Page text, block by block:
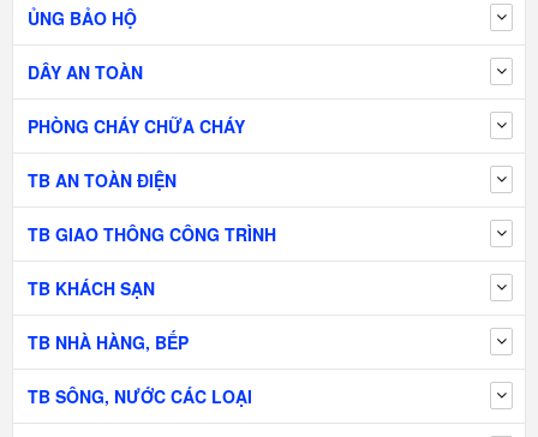
ỦNG BẢO HỘ
DÂY AN TOÀN
PHÒNG CHÁY CHỮA CHÁY
TB AN TOÀN ĐIỆN
TB GIAO THÔNG CÔNG TRÌNH
TB KHÁCH SẠN
TB NHÀ HÀNG, BẾP
TB SÔNG, NƯỚC CÁC LOẠI